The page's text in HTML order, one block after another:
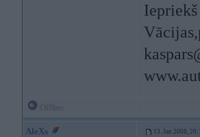
AleXs 13. Jan 2008,